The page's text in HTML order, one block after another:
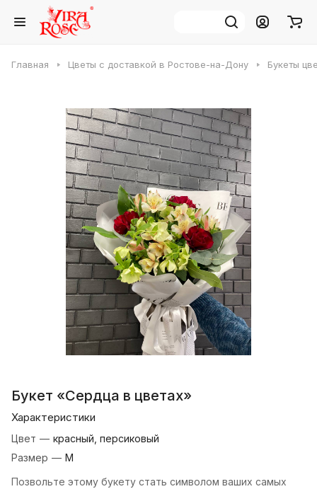
Главная Цветы с доставкой в Ростове-на-Дону Букеты
Букет «Сердца в цветах»
Характеристики
Цвет — красный, персиковый
Размер — М
Позвольте этому букету стать символом ваших самых